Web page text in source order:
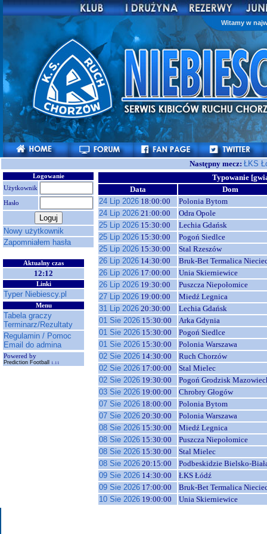
Witamy w
Następny mecz: ŁKS
Logowanie
Użytkownik
Hasło
Nowy użytkownik
Zapomniałem hasła
Aktualny czas
12:12
Linki
Typer Niebiescy.pl
Menu
Tabela graczy
Terminarz/Rezultaty
Regulamin / Pomoc
Email do admina
Powered by
Prediction Football 1.11
Typowanie
Data
Dom
24 Lip 2026 18:00:00
Polonia Bytom
24 Lip 2026 21:00:00
Odra Opole
25 Lip 2026 15:30:00
Lechia Gdańsk
25 Lip 2026 15:30:00
Pogoń Siedlce
25 Lip 2026 15:30:00
Stal Rzeszów
26 Lip 2026 14:30:00
Bruk-Bet Termalica
26 Lip 2026 17:00:00
Unia Skierniewice
26 Lip 2026 19:30:00
Puszcza Niepołomice
27 Lip 2026 19:00:00
Miedź Legnica
31 Lip 2026 20:30:00
Lechia Gdańsk
01 Sie 2026 15:30:00
Arka Gdynia
01 Sie 2026 15:30:00
Pogoń Siedlce
01 Sie 2026 15:30:00
Polonia Warszawa
02 Sie 2026 14:30:00
Ruch Chorzów
02 Sie 2026 17:00:00
Stal Mielec
02 Sie 2026 19:30:00
Pogoń Grodzisk
03 Sie 2026 19:00:00
Chrobry Głogów
07 Sie 2026 18:00:00
Polonia Bytom
07 Sie 2026 20:30:00
Polonia Warszawa
08 Sie 2026 15:30:00
Miedź Legnica
08 Sie 2026 15:30:00
Puszcza Niepołomice
08 Sie 2026 15:30:00
Stal Mielec
08 Sie 2026 20:15:00
Podbeskidzie Bielsko-
09 Sie 2026 14:30:00
ŁKS Łódź
09 Sie 2026 17:00:00
Bruk-Bet Termalica
10 Sie 2026 19:00:00 Unia Skierniewice